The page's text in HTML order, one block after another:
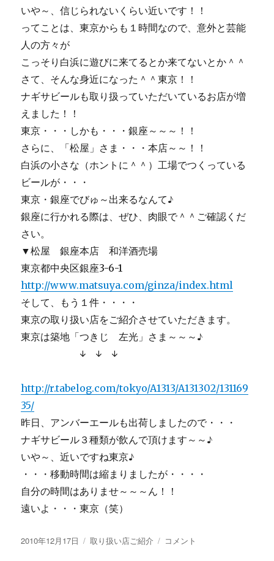
いや～、信じられないくらい近いです！！
ってことは、東京からも１時間なので、意外と芸能
人の方々が
こっそり白浜に遊びに来てるとか来てないとか＾＾
さて、そんな身近になった＾＾東京！！
ナギサビールも取り扱っていただいているお店が増
えました！！
東京・・・しかも・・・銀座～～～！！
さらに、「松屋」さま・・・本店～～！！
白浜の小さな（ホントに＾＾）工場でつくっている
ビールが・・・
東京・銀座でびゅ～出来るなんて♪
銀座に行かれる際は、ぜひ、肉眼で＾＾ご確認くだ
さい。
▼松屋 銀座本店 和洋酒売場
東京都中央区銀座3-6-1
http://www.matsuya.com/ginza/index.html
そして、もう１件・・・・
東京の取り扱い店をご紹介させていただきます。
東京は築地「つきじ 左光」さま～～～♪
↓ ↓ ↓
http://r.tabelog.com/tokyo/A1313/A131302/131169
35/
昨日、アンバーエールも出荷しましたので・・・
ナギサビール３種類が飲んで頂けます～～♪
いや～、近いですね東京♪
・・・移動時間は縮まりましたが・・・・
自分の時間はありませ～～～ん！！
遠いよ・・・東京（笑）
投
2010年12月17日
カ
取り扱い店ご紹介
遠
コメント